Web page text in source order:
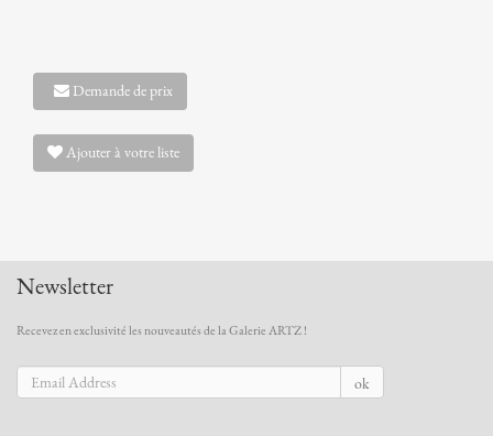
Demande de prix
Ajouter à votre liste
Newsletter
Recevez en exclusivité les nouveautés de la Galerie ARTZ !
ok